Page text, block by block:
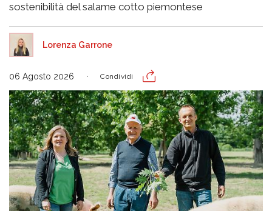
sostenibilità del salame cotto piemontese
Lorenza Garrone
06 Agosto 2026 Condividi